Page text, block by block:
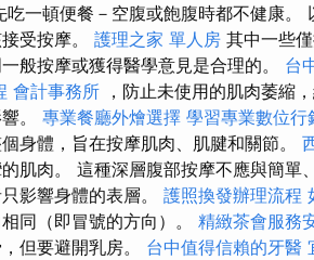
吃一頓便餐－空腹或飽腹時都不健康。
受按摩。 護理之家 單人房 其中一些
般按摩或獲得醫學意見是合理的。 台
會計事務所 ，防止未使用的肌肉萎縮
。 專業餐廳外燴選擇 學習專業數位行
身體，旨在按摩肌肉、肌腱和關節。
肌肉。 這種深層腹部按摩不應與簡單
影響身體的表層。 護照換發辦理流程
同（即冒號的方向）。 精緻茶會服務
但要避開乳房。 台中值得信賴的牙醫